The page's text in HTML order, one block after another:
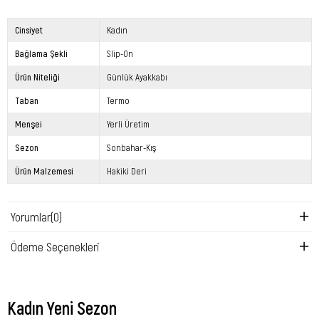
Cinsiyet Kadın
Bağlama Şekli Slip-On
Ürün Niteliği Günlük Ayakkabı
Taban Termo
Menşei Yerli Üretim
Sezon Sonbahar-Kış
Ürün Malzemesi Hakiki Deri
Yorumlar(0)
Ödeme Seçenekleri
Kadın Yeni Sezon